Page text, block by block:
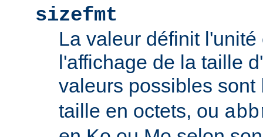
sizefmt
La valeur définit
l'affichage de la taille
valeurs possibles sont
taille en octets, ou